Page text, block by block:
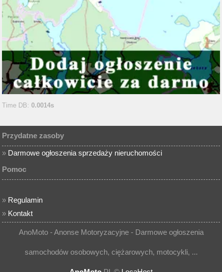
Time DB:0.0014s
Przydatne zasoby
» Darmowe ogłoszenia sprzedaży nieruchomości
Pomoc
» Regulamin
» Kontakt
AnoMoto - Anonse Motoryzacyjne - Darmowe ogłoszenia
samochodów osobowych, ciężarowych, motocykli, ...